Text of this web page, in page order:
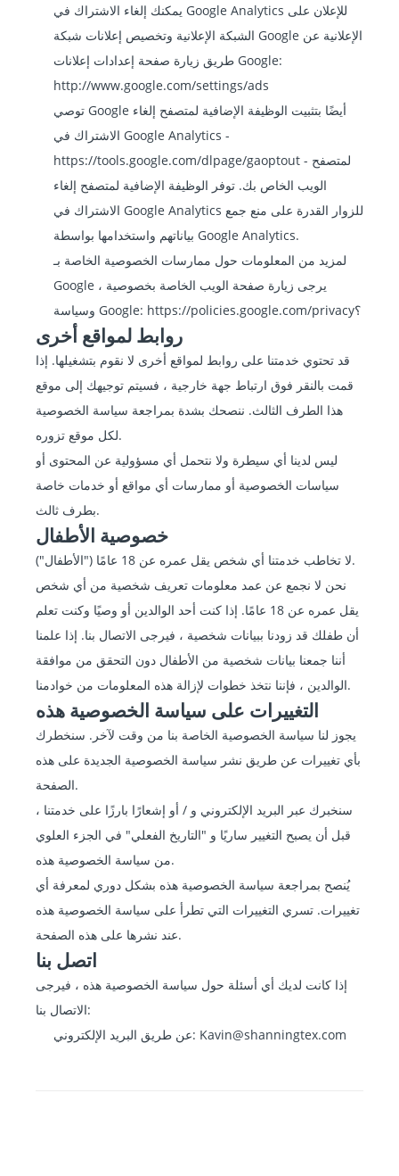
يمكنك إلغاء الاشتراك في Google Analytics للإعلان على
الشبكة الإعلانية وتخصيص إعلانات شبكة Google الإعلانية عن
طريق زيارة صفحة إعدادات إعلانات Google:
http://www.google.com/settings/ads
توصي Google أيضًا بتثبيت الوظيفة الإضافية لمتصفح إلغاء
الاشتراك في Google Analytics -
https://tools.google.com/dlpage/gaoptout - لمتصفح
الويب الخاص بك. توفر الوظيفة الإضافية لمتصفح إلغاء
الاشتراك في Google Analytics للزوار القدرة على منع جمع
بياناتهم واستخدامها بواسطة Google Analytics.
لمزيد من المعلومات حول ممارسات الخصوصية الخاصة بـ
Google ، يرجى زيارة صفحة الويب الخاصة بخصوصية
وسياسة Google:
https://policies.google.com/privacy؟
روابط لمواقع أخرى
قد تحتوي خدمتنا على روابط لمواقع أخرى لا نقوم بتشغيلها. إذا
قمت بالنقر فوق ارتباط جهة خارجية ، فسيتم توجيهك إلى موقع
هذا الطرف الثالث. ننصحك بشدة بمراجعة سياسة الخصوصية
لكل موقع تزوره.
ليس لدينا أي سيطرة ولا نتحمل أي مسؤولية عن المحتوى أو
سياسات الخصوصية أو ممارسات أي مواقع أو خدمات خاصة
بطرف ثالث.
خصوصية الأطفال
لا تخاطب خدمتنا أي شخص يقل عمره عن 18 عامًا ("الأطفال").
نحن لا نجمع عن عمد معلومات تعريف شخصية من أي شخص
يقل عمره عن 18 عامًا. إذا كنت أحد الوالدين أو وصيًا وكنت تعلم
أن طفلك قد زودنا ببيانات شخصية ، فيرجى الاتصال بنا. إذا علمنا
أننا جمعنا بيانات شخصية من الأطفال دون التحقق من موافقة
الوالدين ، فإننا نتخذ خطوات لإزالة هذه المعلومات من خوادمنا.
التغييرات على سياسة الخصوصية هذه
يجوز لنا سياسة الخصوصية الخاصة بنا من وقت لآخر. سنخطرك
بأي تغييرات عن طريق نشر سياسة الخصوصية الجديدة على هذه
الصفحة.
سنخبرك عبر البريد الإلكتروني و / أو إشعارًا بارزًا على خدمتنا ،
قبل أن يصبح التغيير ساريًا و "التاريخ الفعلي" في الجزء العلوي
من سياسة الخصوصية هذه.
يُنصح بمراجعة سياسة الخصوصية هذه بشكل دوري لمعرفة أي
تغييرات. تسري التغييرات التي تطرأ على سياسة الخصوصية هذه
عند نشرها على هذه الصفحة.
اتصل بنا
إذا كانت لديك أي أسئلة حول سياسة الخصوصية هذه ، فيرجى
الاتصال بنا:
عن طريق البريد الإلكتروني: Kavin@shanningtex.com